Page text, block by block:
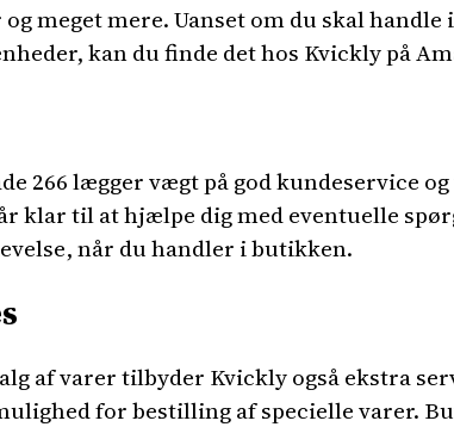
meget mere. Uanset om du skal
kan du finde det hos Kvickly på
266 lægger vægt på god kundeservice
klar til at hjælpe dig med eventuelle
når du handler i butikken.
af varer tilbyder Kvickly også ekstra
for bestilling af specielle varer.